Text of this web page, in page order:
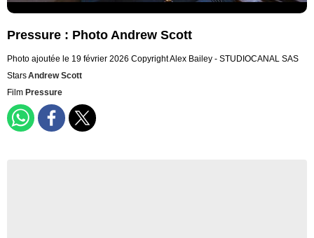
Pressure : Photo Andrew Scott
Photo ajoutée le 19 février 2026 Copyright Alex Bailey - STUDIOCANAL SAS
StarsAndrew Scott
Film Pressure